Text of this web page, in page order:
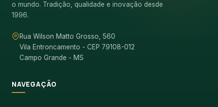
Contato
WhatsApp
comercial@germisul.com.br
o mundo. Tradição, qualidade e inovação desde
1996.
Rua Wilson Matto Grosso, 560
Vila Entroncamento - CEP 79108-012
Campo Grande - MS
NAVEGAÇÃO